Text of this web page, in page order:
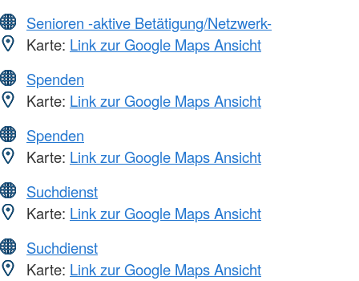
Senioren -aktive Betätigung/Netzwerk-
Karte: Link zur Google Maps Ansicht
Spenden
Karte: Link zur Google Maps Ansicht
Spenden
Karte: Link zur Google Maps Ansicht
Suchdienst
Karte: Link zur Google Maps Ansicht
Suchdienst
Karte: Link zur Google Maps Ansicht